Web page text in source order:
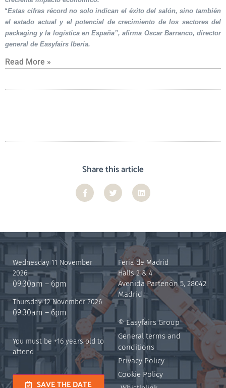
“Estas cifras récord no solo indican el éxito del salón, sino también
el estado actual y el potencial de crecimiento de los sectores del
packaging y la logística en España”, afirma Oscar Barranco, director
general de Easyfairs Iberia.
Read More »
Share this article
Wednesday 11 November
2026
09:30am – 6pm
Thursday 12 November 2026
09:30am – 6pm
You must be +16 years old to
attend
SAVE THE DATE
Feria de Madrid
Halls 2 & 4
Avenida Partenón 5, 28042
Madrid
© Easyfairs Group
General terms and
conditions
Privacy Policy
Cookie Policy